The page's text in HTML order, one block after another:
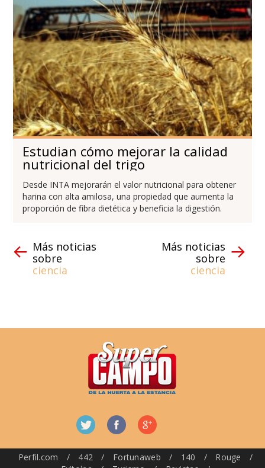
Estudian cómo mejorar la calidad
nutricional del trigo
Desde INTA mejorarán el valor nutricional para obtener
harina con alta amilosa, una propiedad que aumenta la
proporción de fibra dietética y beneficia la digestión.
Más noticias
sobre
ciencia
Más noticias
sobre
ciencia
Perfil.com / 442 / Fortunaweb / 140 / Rouge
/